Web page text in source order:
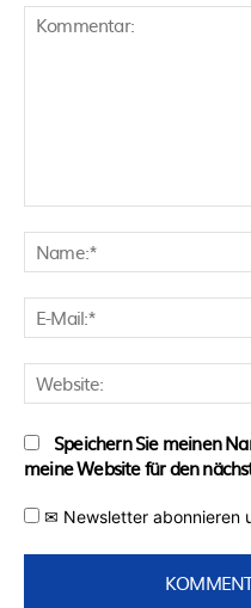
Speichern Sie meinen
meine Website für den
✉ Newsletter abonnieren